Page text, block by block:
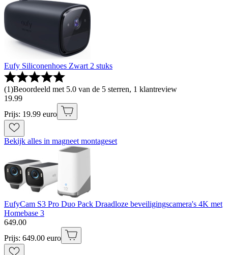
Eufy Siliconenhoes Zwart 2 stuks
(1)Beoordeeld met 5.0 van de 5 sterren, 1 klantreview
19.99
Prijs: 19.99 euro
Bekijk alles in magneet montageset
EufyCam S3 Pro Duo Pack Draadloze beveiligingscamera's 4K met
Homebase 3
649.00
Prijs: 649.00 euro